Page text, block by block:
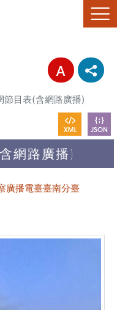
節目表(含網路廣播)
網路廣播)
廣播電臺臺南分臺